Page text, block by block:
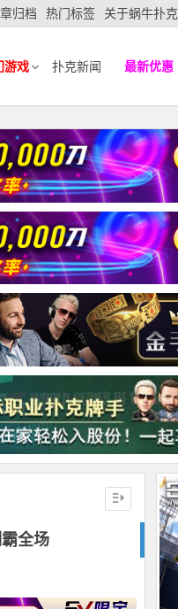
归档 热门标签 关于蜗牛扑克
游戏 扑克新闻 最新优惠
全场